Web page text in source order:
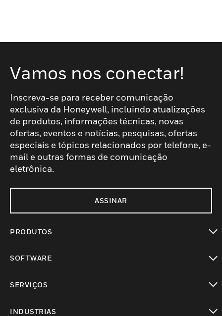
Vamos nos conectar!
Inscreva-se para receber comunicação
exclusiva da Honeywell, incluindo atualizações
de produtos, informações técnicas, novas
ofertas, eventos e notícias, pesquisas, ofertas
especiais e tópicos relacionados por telefone, e-
mail e outras formas de comunicação
eletrônica.
ASSINAR
PRODUTOS
SOFTWARE
SERVIÇOS
INDUSTRIAS